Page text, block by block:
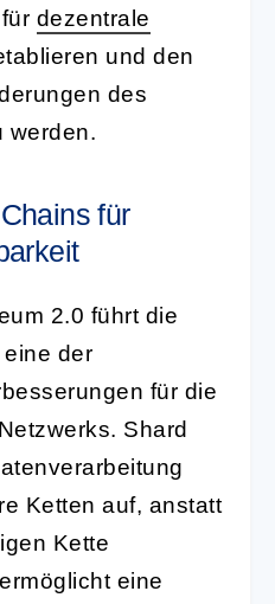
dezentrale
und den
des
werden.
für
2.0 führt die
eine der
für die
Shard
Ketten auf, anstatt
Kette
eine